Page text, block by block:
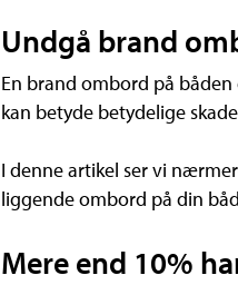
Undgå brand
En brand ombord på
kan betyde betydelige
I denne artikel ser vi
liggende ombord på din
Mere end 10%